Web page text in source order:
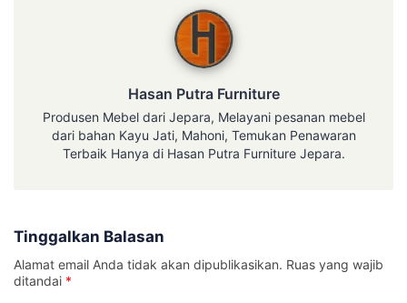
Hasan Putra Furniture
Produsen Mebel dari Jepara, Melayani pesanan mebel
dari bahan Kayu Jati, Mahoni, Temukan Penawaran
Terbaik Hanya di Hasan Putra Furniture Jepara.
Tinggalkan Balasan
Alamat email Anda tidak akan dipublikasikan. Ruas yang wajib
ditandai *